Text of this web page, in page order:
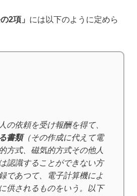
2項」 には以下のように定めら
の依頼を受け報酬を得て、
書類（その作成に代えて電
方式、磁気的方式その他人
認識することができない方
であつて、電子計算機によ
供されるものをいう。以下